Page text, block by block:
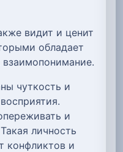
видит и ценит
обладает
взаимопонимание.
чуткость и
и
личность
конфликтов и